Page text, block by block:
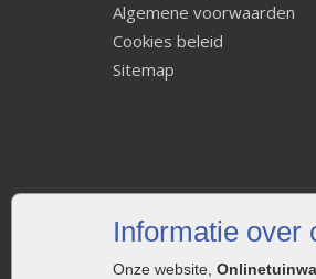
Informatie over
Onze website,
Algemene voorwaarden
Cookies beleid
Sitemap